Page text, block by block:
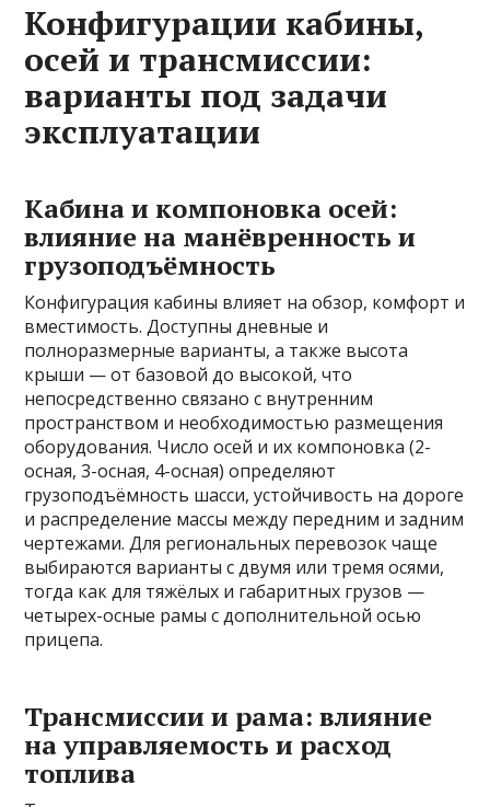
Конфигурации кабины,
осей и трансмиссии:
варианты под задачи
эксплуатации
Кабина и компоновка осей:
влияние на манёвренность и
грузоподъёмность
Конфигурация кабины влияет на обзор, комфорт и
вместимость. Доступны дневные и
полноразмерные варианты, а также высота
крыши — от базовой до высокой, что
непосредственно связано с внутренним
пространством и необходимостью размещения
оборудования. Число осей и их компоновка (2-
осная, 3-осная, 4-осная) определяют
грузоподъёмность шасси, устойчивость на дороге
и распределение массы между передним и задним
чертежами. Для региональных перевозок чаще
выбираются варианты с двумя или тремя осями,
тогда как для тяжёлых и габаритных грузов —
четырех-осные рамы с дополнительной осью
прицепа.
Трансмиссии и рама: влияние
на управляемость и расход
топлива